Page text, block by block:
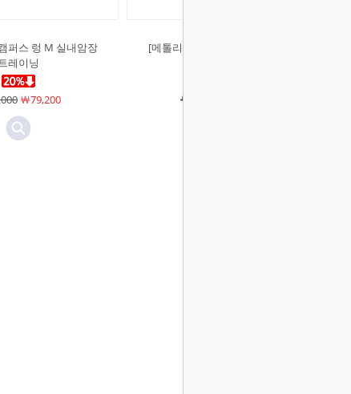
퍼스 렁 M 실내암장
레이닝
￦79,200
[메톨리우스]캠퍼스 렁 L 실내암장
￦110,000